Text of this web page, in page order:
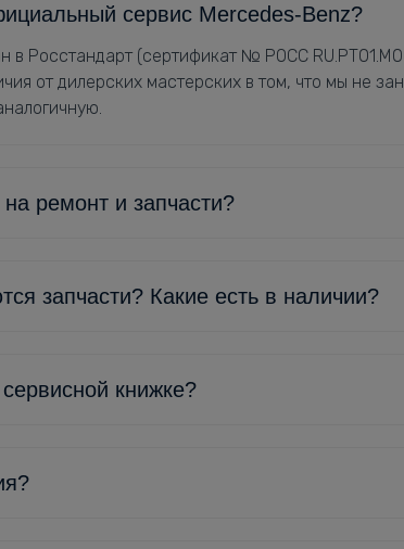
сервис Mercedes-Benz?
в Росстандарт (сертификат № РОСС
от дилерских мастерских в том, что мы не
ремонт и запчасти?
запчасти? Какие есть в наличии?
книжке?